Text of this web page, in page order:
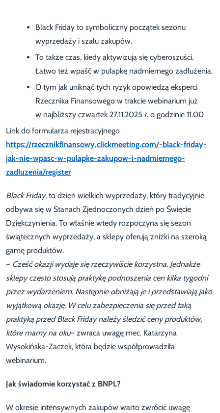
Black Friday to symboliczny początek sezonu
wyprzedaży i szału zakupów.
To także czas, kiedy aktywizują się cyberoszuści.
Łatwo też wpaść w pułapkę nadmiernego zadłużenia.
O tym jak uniknąć tych ryzyk opowiedzą eksperci
Rzecznika Finansowego w trakcie webinarium już
w najbliższy czwartek 27.11.2025 r. o godzinie 11.00
Link do formularza rejestracyjnego
https://rzecznikfinansowy.clickmeeting.com/-black-friday-
jak-nie-wpasc-w-pulapke-zakupow-i-nadmiernego-
zadluzenia/register
Black Friday, to dzień wielkich wyprzedaży, który tradycyjnie
odbywa się w Stanach Zjednoczonych dzień po Święcie
Dziękczynienia. To właśnie wtedy rozpoczyna się sezon
świątecznych wyprzedaży, a sklepy oferują zniżki na szeroką
gamę produktów.
– Cześć okazji wydaje się rzeczywiście korzystna. Jednakże
sklepy często stosują praktykę podnoszenia cen kilka tygodni
przez wydarzeniem. Następnie obniżają je i przedstawiają jako
wyjątkową okazję. W celu zabezpieczenia się przed taką
praktyką przed Black Friday należy śledzić ceny produktów,
które mamy na oku– zwraca uwagę mec. Katarzyna
Wysokińska-Zaczek, która będzie współprowadziła
webinarium.
Jak świadomie korzystać z BNPL?
W okresie intensywnych zakupów warto zwrócić uwagę